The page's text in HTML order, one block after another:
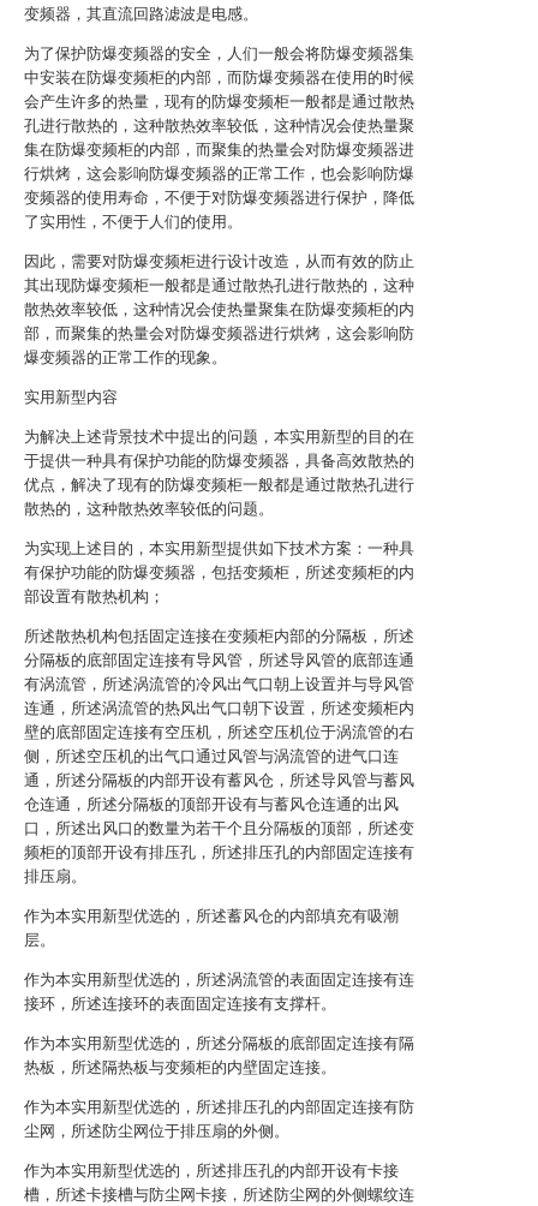
变频器，其直流回路滤波是电感。
为了保护防爆变频器的安全，人们一般会将防爆变频器集
中安装在防爆变频柜的内部，而防爆变频器在使用的时候
会产生许多的热量，现有的防爆变频柜一般都是通过散热
孔进行散热的，这种散热效率较低，这种情况会使热量聚
集在防爆变频柜的内部，而聚集的热量会对防爆变频器进
行烘烤，这会影响防爆变频器的正常工作，也会影响防爆
变频器的使用寿命，不便于对防爆变频器进行保护，降低
了实用性，不便于人们的使用。
因此，需要对防爆变频柜进行设计改造，从而有效的防止
其出现防爆变频柜一般都是通过散热孔进行散热的，这种
散热效率较低，这种情况会使热量聚集在防爆变频柜的内
部，而聚集的热量会对防爆变频器进行烘烤，这会影响防
爆变频器的正常工作的现象。
实用新型内容
为解决上述背景技术中提出的问题，本实用新型的目的在
于提供一种具有保护功能的防爆变频器，具备高效散热的
优点，解决了现有的防爆变频柜一般都是通过散热孔进行
散热的，这种散热效率较低的问题。
为实现上述目的，本实用新型提供如下技术方案：一种具
有保护功能的防爆变频器，包括变频柜，所述变频柜的内
部设置有散热机构；
所述散热机构包括固定连接在变频柜内部的分隔板，所述
分隔板的底部固定连接有导风管，所述导风管的底部连通
有涡流管，所述涡流管的冷风出气口朝上设置并与导风管
连通，所述涡流管的热风出气口朝下设置，所述变频柜内
壁的底部固定连接有空压机，所述空压机位于涡流管的右
侧，所述空压机的出气口通过风管与涡流管的进气口连
通，所述分隔板的内部开设有蓄风仓，所述导风管与蓄风
仓连通，所述分隔板的顶部开设有与蓄风仓连通的出风
口，所述出风口的数量为若干个且分隔板的顶部，所述变
频柜的顶部开设有排压孔，所述排压孔的内部固定连接有
排压扇。
作为本实用新型优选的，所述蓄风仓的内部填充有吸潮
层。
作为本实用新型优选的，所述涡流管的表面固定连接有连
接环，所述连接环的表面固定连接有支撑杆。
作为本实用新型优选的，所述分隔板的底部固定连接有隔
热板，所述隔热板与变频柜的内壁固定连接。
作为本实用新型优选的，所述排压孔的内部固定连接有防
尘网，所述防尘网位于排压扇的外侧。
作为本实用新型优选的，所述排压孔的内部开设有卡接
槽，所述卡接槽与防尘网卡接，所述防尘网的外侧螺纹连